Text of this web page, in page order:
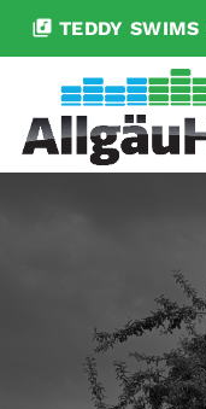
library_music TEDDY SWIMS